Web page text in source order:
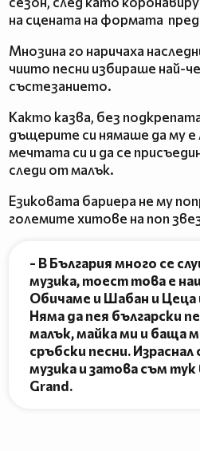
на сцената на формата
Мнозина го наричаха
чиито песни избираше най-
състезанието.
Както казва, без
дъщерите си нямаше да му е
мечтата си и да се
следи от малък.
Езиковата бариера не му
големите хитове на поп
- В България много се
музика, тоест това е
Обичаме и Шабан и Цеца
Няма да пея български
малък, майка ми и баща
сръбски песни.
музика и затова съм тук
Grand.